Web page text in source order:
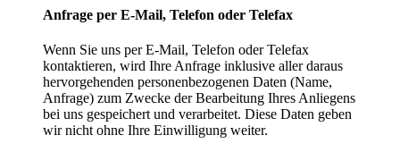
Anfrage per E-Mail, Telefon oder Telefax
Wenn Sie uns per E-Mail, Telefon oder Telefax
kontaktieren, wird Ihre Anfrage inklusive aller daraus
hervorgehenden personenbezogenen Daten (Name,
Anfrage) zum Zwecke der Bearbeitung Ihres Anliegens
bei uns gespeichert und verarbeitet. Diese Daten geben
wir nicht ohne Ihre Einwilligung weiter.